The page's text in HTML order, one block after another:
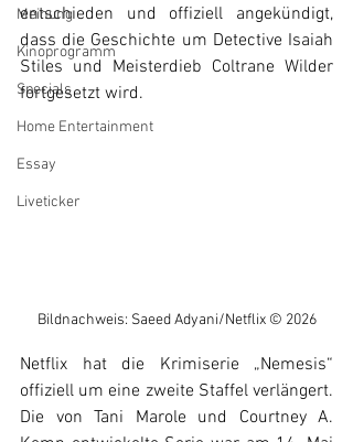
Meinung
Kinoprogramm
Specials
Home Entertainment
Essay
Liveticker
entschieden und offiziell angekündigt,
dass die Geschichte um Detective Isaiah
Stiles und Meisterdieb Coltrane Wilder
fortgesetzt wird.
Bildnachweis: Saeed Adyani/Netflix © 2026
Netflix hat die Krimiserie „Nemesis“
offiziell um eine zweite Staffel verlängert.
Die von Tani Marole und Courtney A.